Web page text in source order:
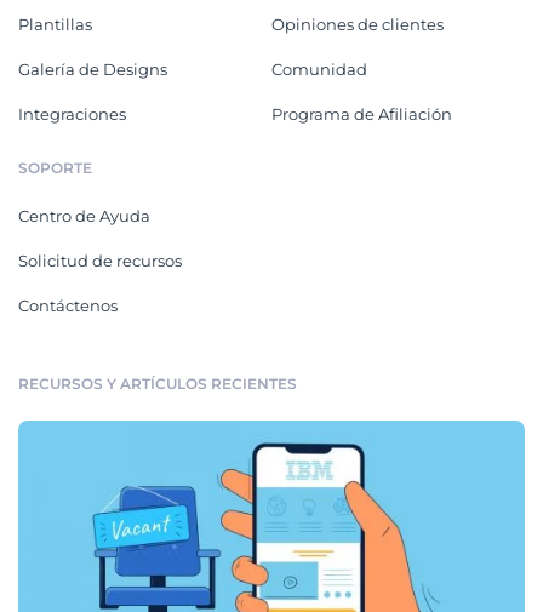
Plantillas
Galería de Designs
Integraciones
Opiniones de clientes
Comunidad
Programa de Afiliación
SOPORTE
Centro de Ayuda
Solicitud de recursos
Contáctenos
RECURSOS Y ARTÍCULOS RECIENTES